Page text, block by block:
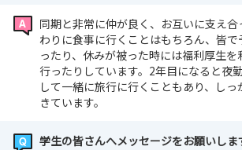
同期と非常に仲が良く、お互いに支え
わりに食事に行くことはもちろん、皆
ったり、休みが被った時には福利厚生
行ったりしています。2年目になると夜
して一緒に旅行に行くこともあり、し
きています。
学生の皆さんへメッセージをお願いしま